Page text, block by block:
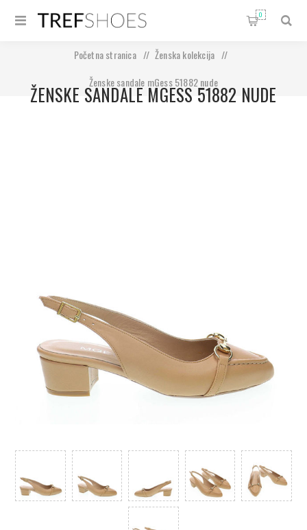
0
Početna stranica / Ženska kolekcija
/
Ženske sandale mGess 51882 nude
ŽENSKE SANDALE MGESS 51882 NUDE